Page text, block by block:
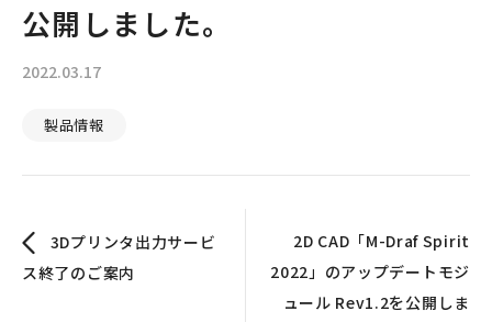
公開しました。
2022.03.17
製品情報
3Dプリンタ出力サービ
ス終了のご案内
2D CAD「M-Draf Spirit
2022」のアップデートモジ
ュール Rev1.2を公開しま